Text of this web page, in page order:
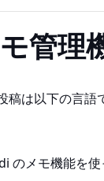
管理
稿は以下の言語
のメモ機能を使